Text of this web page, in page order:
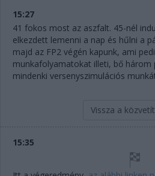
FORMULA
NEMZETKÖZI
RETRO
PODCAST
LIVE
DIGITÁLIS MAGAZIN
15:27
41 fokos most az aszfalt. 45-nél
elkezdett lemenni a nap és hűlni a
majd az FP2 végén kapunk, ami
munkafolyamatokat illeti, bő három
mindenki versenyszimulációs
Vissza a
15:35